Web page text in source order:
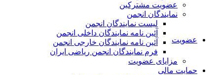
عضویت
عضویت مشترکین
نمایندگان انجمن
لیست نمایندگان انجمن
آئین نامه نمایندگان داخلی انجمن
آئین نامه نمایندگان خارجی انجمن
فرم نمایندگان انجمن ریاضی ایران
مزایای عضویت
حمایت مالی